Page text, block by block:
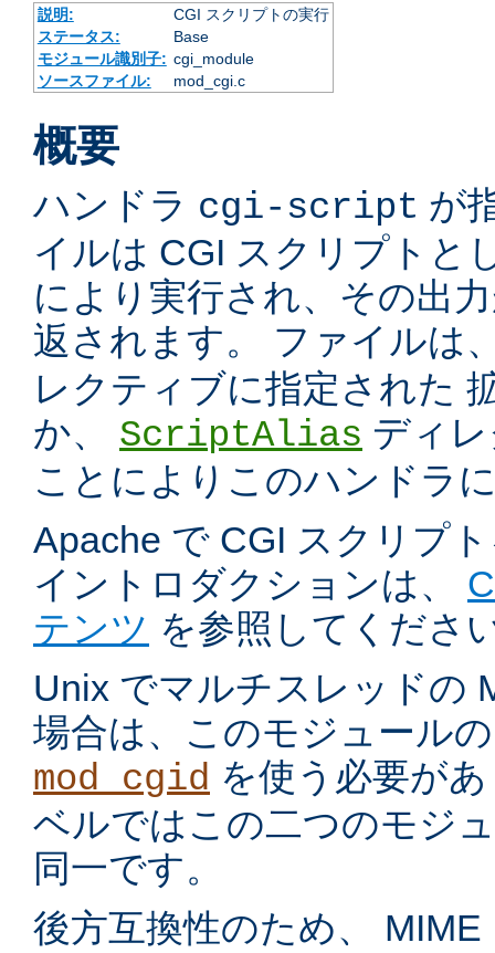
説明:
CGI スクリプトの実行
ステータス:
Base
モジュール識別子: cgi_module
ソースファイル:
mod_cgi.c
概要
ハンドラ cgi-script が
イルは CGI スクリプトと
により実行され、その出
返されます。 ファイルは
レクティブに指定された
か、 ScriptAlias ディ
ことによりこのハンドラ
Apache で CGI スクリプ
イントロダクションは、
テンツ を参照してくださ
Unix でマルチスレッドの
場合は、このモジュール
mod_cgid を使う必要が
ベルではこの二つのモジ
同一です。
後方互換性のため、